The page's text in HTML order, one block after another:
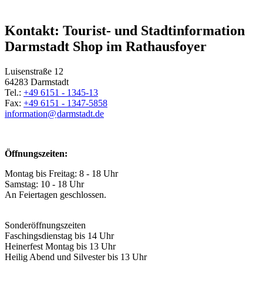
Kontakt: Tourist- und Stadtinformation
Darmstadt Shop im Rathausfoyer
Luisenstraße 12
64283 Darmstadt
Tel.: +49 6151 - 1345-13
Fax: +49 6151 - 1347-5858
information@darmstadt.de
Öffnungszeiten:
Montag bis Freitag: 8 - 18 Uhr
Samstag: 10 - 18 Uhr
An Feiertagen geschlossen.
Sonderöffnungszeiten
Faschingsdienstag bis 14 Uhr
Heinerfest Montag bis 13 Uhr
Heilig Abend und Silvester bis 13 Uhr